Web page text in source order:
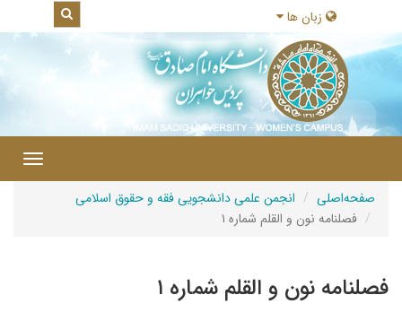
زبان ها
صفحه‌اصلی
انجمن علمی دانشجویی فقه و حقوق اسلامی
فصلنامه نون و القلم شماره ۱
فصلنامه نون و القلم شماره ۱